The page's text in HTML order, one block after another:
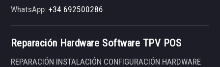
WhatsApp:+34 692500286
Reparación Hardware Software TPV POS
REPARACIÓN INSTALACIÓN CONFIGURACIÓN HARDWARE